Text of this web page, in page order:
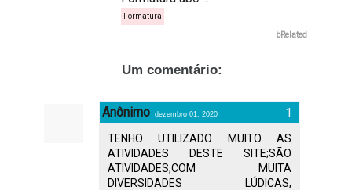
Formatura
bRelated
Um comentário:
Anônimo dezembro 01, 2020
TENHO UTILIZADO MUITO AS
ATIVIDADES DESTE SITE;SÃO
ATIVIDADES,COM MUITA
DIVERSIDADES LÚDICAS,